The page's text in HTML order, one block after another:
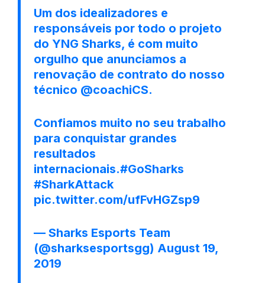
Um dos idealizadores e
responsáveis por todo o projeto
do YNG Sharks, é com muito
orgulho que anunciamos a
renovação de contrato do nosso
técnico @coachiCS.
Confiamos muito no seu trabalho
para conquistar grandes
resultados
internacionais.#GoSharks
#SharkAttack
pic.twitter.com/ufFvHGZsp9
— Sharks Esports Team
(@sharksesportsgg) August 19,
2019